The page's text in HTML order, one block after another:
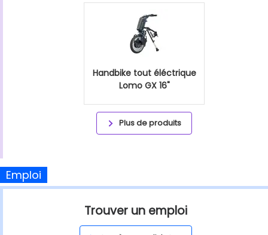
Handbike tout éléctrique
Lomo GX 16"
Plus de produits
Emploi
Trouver un emploi